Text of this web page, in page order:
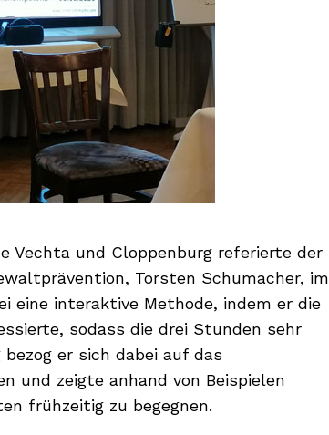
Vechta und Cloppenburg referierte der
Torsten Schumacher, im
eine interaktive Methode, indem er die
sodass die drei Stunden sehr
er sich dabei auf das
und zeigte anhand von Beispielen
frühzeitig zu begegnen.